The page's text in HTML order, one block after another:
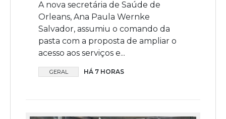
A nova secretária de Saúde de
Orleans, Ana Paula Wernke
Salvador, assumiu o comando da
pasta com a proposta de ampliar o
acesso aos serviços e...
GERAL HÁ 7 HORAS